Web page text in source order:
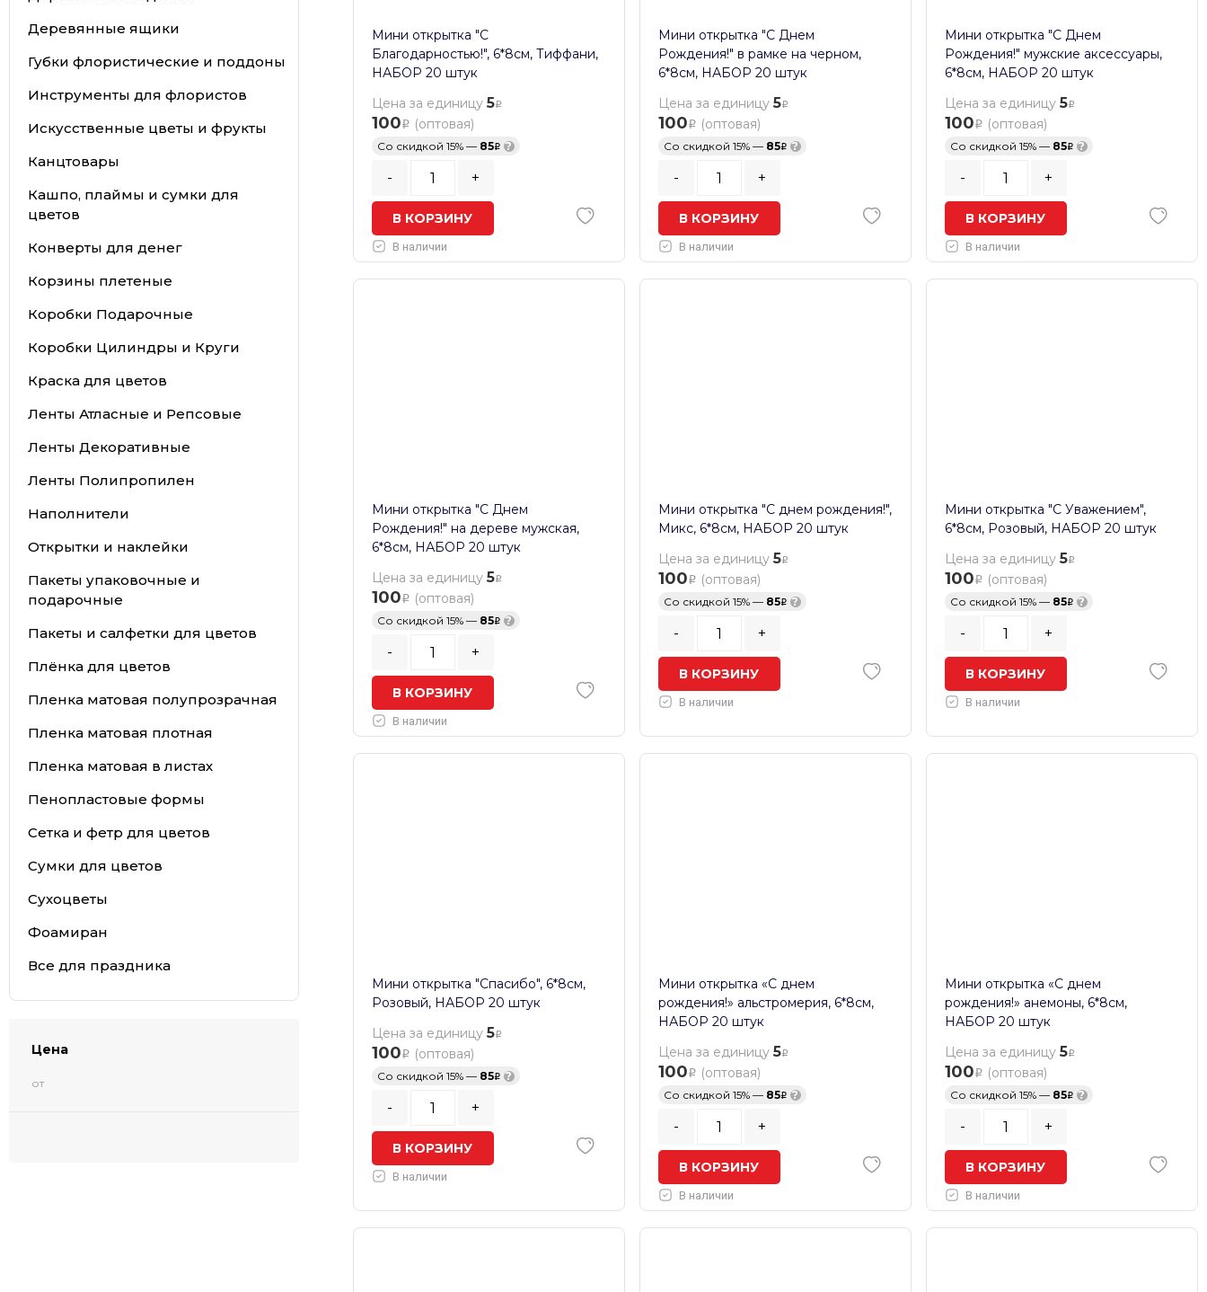
Мини открытка "С
Благодарностью!", 6*8см, Тиффани,
НАБОР 20 штук
Цена за единицу 5
100 (оптовая)
Со скидкой 15% — 85 ?
- +
В КОРЗИНУ
В наличии
Мини открытка "С Днем
Рождения!" в рамке на черном,
6*8см, НАБОР 20 штук
Цена за единицу 5
100 (оптовая)
Со скидкой 15% — 85 ?
- +
В КОРЗИНУ
В наличии
Мини открытка "С Днем
Рождения!" мужские аксессуары,
6*8см, НАБОР 20 штук
Цена за единицу 5
100 (оптовая)
Со скидкой 15% — 85 ?
- +
В КОРЗИНУ
В наличии
Мини открытка "С Днем
Рождения!" на дереве мужская,
6*8см, НАБОР 20 штук
Цена за единицу 5
100 (оптовая)
Со скидкой 15% — 85 ?
- +
В КОРЗИНУ
В наличии
Мини открытка "С днем рождения!",
Микс, 6*8см, НАБОР 20 штук
Цена за единицу 5
100 (оптовая)
Со скидкой 15% — 85 ?
- +
В КОРЗИНУ
В наличии
Мини открытка "С Уважением",
6*8см, Розовый, НАБОР 20 штук
Цена за единицу 5
100 (оптовая)
Со скидкой 15% — 85 ?
- +
В КОРЗИНУ
В наличии
Мини открытка "Спасибо", 6*8см,
Розовый, НАБОР 20 штук
Цена за единицу 5
100 (оптовая)
Со скидкой 15% — 85 ?
- +
В КОРЗИНУ
В наличии
Мини открытка «С днем
рождения!» альстромерия, 6*8см,
НАБОР 20 штук
Цена за единицу 5
100 (оптовая)
Со скидкой 15% — 85 ?
- +
В КОРЗИНУ
В наличии
Мини открытка «С днем
рождения!» анемоны, 6*8см,
НАБОР 20 штук
Цена за единицу 5
100 (оптовая)
Со скидкой 15% — 85 ?
- +
В КОРЗИНУ
В наличии
Деревянные ящики
Губки флористические и поддоны
Инструменты для флористов
Искусственные цветы и фрукты
Канцтовары
Кашпо, плаймы и сумки для
цветов
Конверты для денег
Корзины плетеные
Коробки Подарочные
Коробки Цилиндры и Круги
Краска для цветов
Ленты Атласные и Репсовые
Ленты Декоративные
Ленты Полипропилен
Наполнители
Открытки и наклейки
Пакеты упаковочные и
подарочные
Пакеты и салфетки для цветов
Плёнка для цветов
Пленка матовая полупрозрачная
Пленка матовая плотная
Пленка матовая в листах
Пенопластовые формы
Сетка и фетр для цветов
Сумки для цветов
Сухоцветы
Фоамиран
Все для праздника
Цена
от